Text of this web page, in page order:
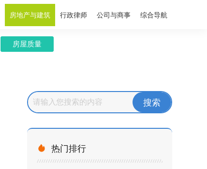
房地产与建筑 行政律师 公司与商事 综合导航
房屋质量
 热门排行